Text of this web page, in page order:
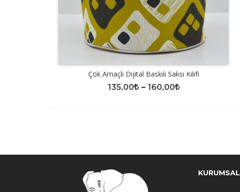
Çok Amaçlı Dijital Baskılı Saksı Kılıfı
135,00 – 160,00
KURUMSAL